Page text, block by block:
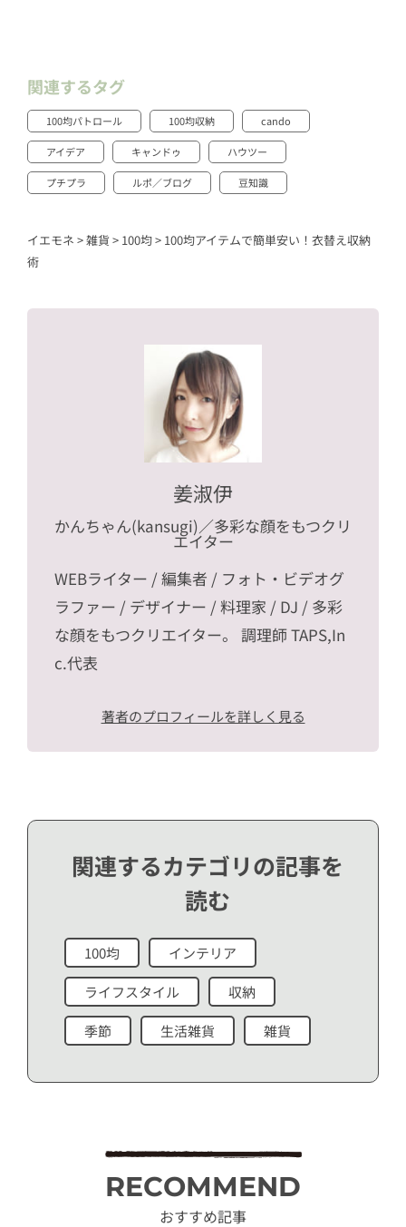
関連するタグ
100均パトロール 100均収納 cando
アイデア キャンドゥ ハウツー
プチプラ ルポ／ブログ 豆知識
イエモネ >雑貨 > 100均> 100均アイテムで簡単安い！衣替え収納
術
姜淑伊
かんちゃん(kansugi)／多彩な顔をもつクリ
エイター
WEBライター / 編集者 / フォト・ビデオグ
ラファー / デザイナー / 料理家 / DJ / 多彩
な顔をもつクリエイター。 調理師 TAPS,In
c.代表
著者のプロフィールを詳しく見る
関連するカテゴリの記事を
読む
100均 インテリア
ライフスタイル 収納
季節 生活雑貨 雑貨
RECOMMEND
おすすめ記事